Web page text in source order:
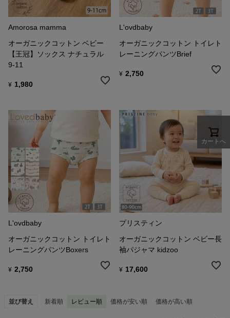
Amorosa mamma
オーガニックコットン ベビー
【王冠】ソックス ナチュラル
9-11
¥ 1,980
L'ovdbaby
オーガニックコットン トイレト
レーニングパンツBrief
¥ 2,750
L'ovdbaby
オーガニックコットン トイレト
レーニングパンツBoxers
¥ 2,750
プリスティン
オーガニックコットン ベビー長
袖パジャマ kidzoo
¥ 17,600
並び替え 新着順 レビュー順 価格が安い順 価格が高い順
カートへ